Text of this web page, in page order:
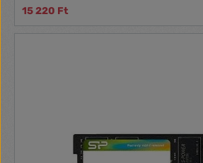
15 220 Ft